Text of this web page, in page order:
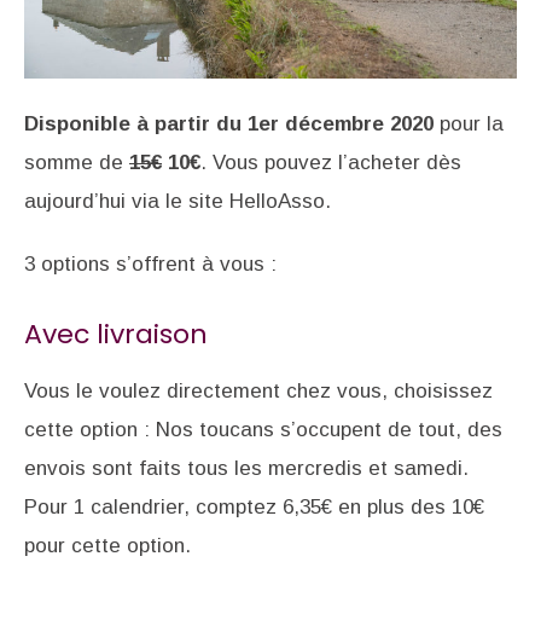
Disponible à partir du 1er décembre 2020 pour la
somme de 15€ 10€. Vous pouvez l’acheter dès
aujourd’hui via le site HelloAsso.
3 options s’offrent à vous :
Avec livraison
Vous le voulez directement chez vous, choisissez
cette option : Nos toucans s’occupent de tout, des
envois sont faits tous les mercredis et samedi.
Pour 1 calendrier, comptez 6,35€ en plus des 10€
pour cette option.